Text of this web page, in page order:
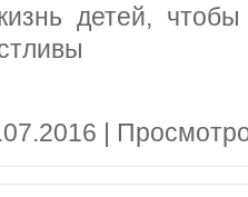
детей,
|